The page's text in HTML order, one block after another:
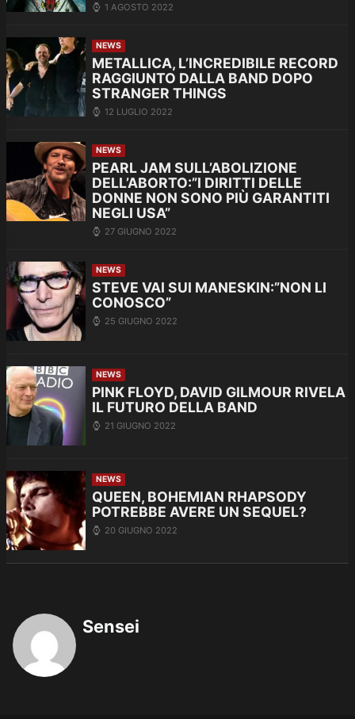
1 AGOSTO 2022
NEWS
METALLICA, L’INCREDIBILE RECORD
RAGGIUNTO DALLA BAND DOPO
STRANGER THINGS
12 LUGLIO 2022
NEWS
PEARL JAM SULL’ABOLIZIONE
DELL’ABORTO:”I DIRITTI DELLE
DONNE NON SONO PIÙ GARANTITI
NEGLI USA”
27 GIUGNO 2022
NEWS
STEVE VAI SUI MANESKIN:”NON LI
CONOSCO”
25 GIUGNO 2022
NEWS
PINK FLOYD, DAVID GILMOUR RIVELA
IL FUTURO DELLA BAND
21 GIUGNO 2022
NEWS
QUEEN, BOHEMIAN RHAPSODY
POTREBBE AVERE UN SEQUEL?
20 GIUGNO 2022
Sensei